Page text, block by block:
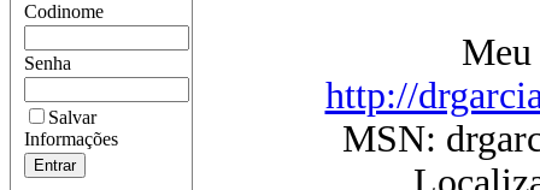
Codinome
Senha
Salvar
Informações
Meu
http://
MSN: